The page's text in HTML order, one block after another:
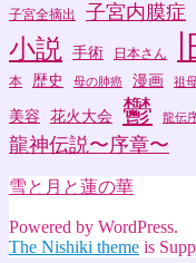
子宮全摘出
子宮内膜症
小説 手術 日本さん
本 歴史 母の肺癌 漫画 祖
美容 花火大会 鬱 龍伝
龍神伝説〜序章〜
雪と月と蓮の華
Powered by WordPress.
The Nishiki theme is